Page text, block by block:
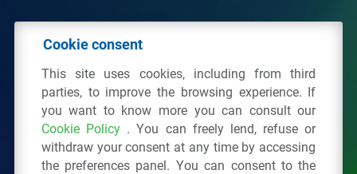
© 2026 - IPPR Istituto per la Promozione delle
C.F. 97381090154
Via San Vittore 36 20123Milano(MI)
Tel.: 02 43928225.
Cookie consent
This site uses cookies, including from third
parties, to improve the browsing experience. If
you want to know more you can consult our
Cookie Policy . You can freely lend, refuse or
withdraw your consent at any time by accessing
the preferences panel. You can consent to the